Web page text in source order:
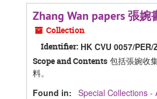
Zhang Wan papers 張婉
Collection
Identifier: HK CVU 0057/
Scope and Contents 包括張婉收
料。
Found in: Special Collections -